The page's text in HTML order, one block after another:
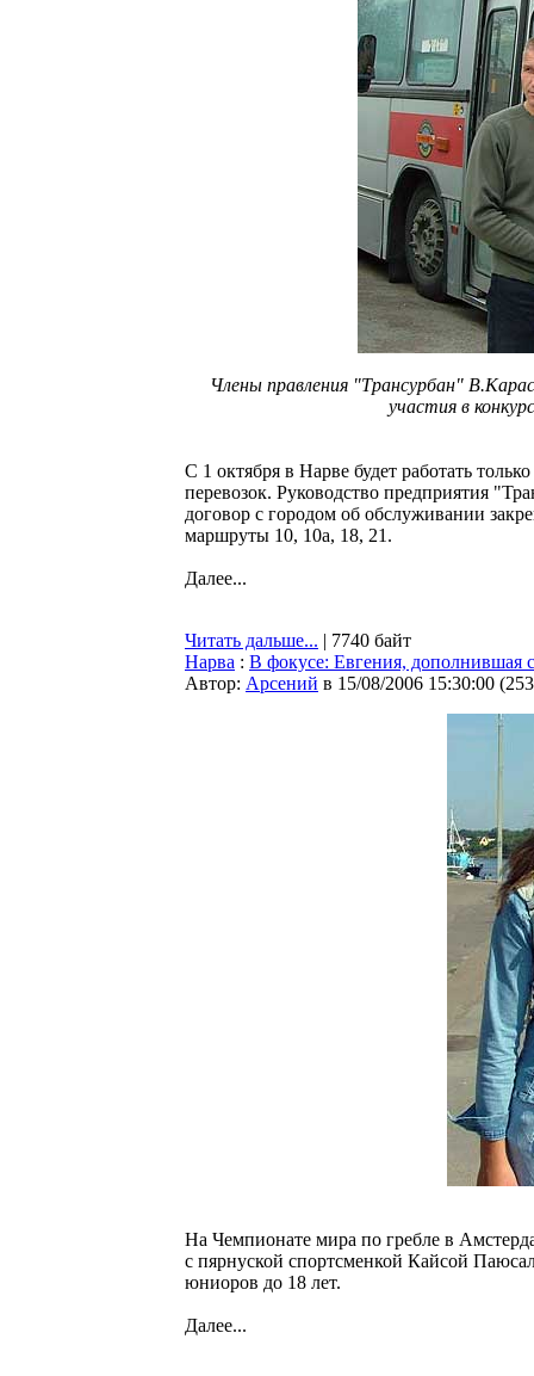
Члены правления "Трансурбан"
участия в
С 1 октября в Нарве будет работать
перевозок. Руководство предприятия
договор с городом об обслуживании
маршруты 10, 10а, 18, 21.
Далее...
Читать дальше... | 7740 байт
Нарва : В фокусе: Евгения, дополнившая
Автор: Арсений в 15/08/2006 15:30:00 (
На Чемпионате мира по гребле в
с пярнуской спортсменкой Кайсой
юниоров до 18 лет.
Далее...